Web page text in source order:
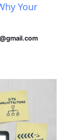
Your